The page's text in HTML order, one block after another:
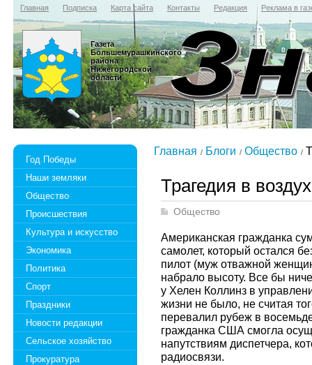
Главная Подписка Карта сайта Контакты Редакция Реклама в
Газета
Большемурашкинского
района
Нижегородской
области
Год Победы
Наши земляки
Общество
Происшествия
Культура и искусство
Экономика
Политика
Спорт
Праздники
Новости редакции
Сельское хозяйство
Прокуратура
Главная Блоги Общество
Трагедия в
Общество
Американская гражданка
самолет, который остался
пилот (муж отважной
набрало высоту. Все бы
у Хелен Коллинз в
жизни не было, не считая
перевалил рубеж в
гражданка США смогла
напутствиям диспетчера,
радиосвязи.